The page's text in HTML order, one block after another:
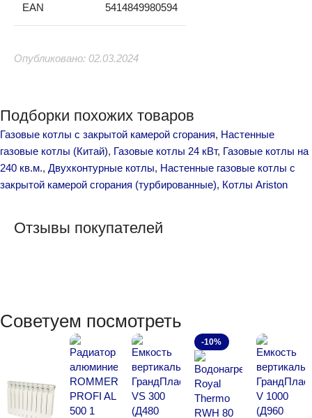
EAN 5414849980594
Опубликовано: 02.03.2024
Подборки похожих товаров
Газовые котлы с закрытой камерой сгорания, Настенные
газовые котлы (Китай), Газовые котлы 24 кВт, Газовые котлы на
240 кв.м., Двухконтурные котлы, Настенные газовые котлы с
закрытой камерой сгорания (турбированные), Котлы Ariston
Отзывы покупателей
Советуем посмотреть
-10%